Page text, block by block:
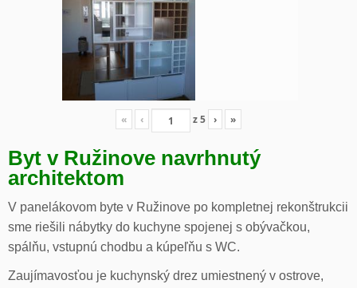
« ‹ z5 › »
Byt v Ružinove navrhnutý
architektom
V panelákovom byte v Ružinove po kompletnej rekonštrukcii
sme riešili nábytky do kuchyne spojenej s obývačkou,
spálňu, vstupnú chodbu a kúpeľňu s WC.
Zaujímavosťou je kuchynský drez umiestnený v ostrove,